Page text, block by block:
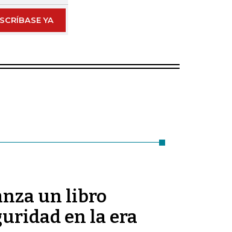
YA
un libro
en la era